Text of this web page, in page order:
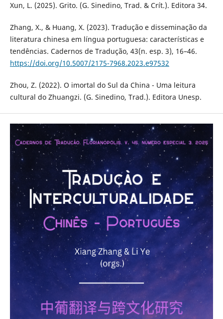
Xun, L. (2025). Grito. (G. Sinedino, Trad. & Crít.). Editora 34.
Zhang, X., & Huang, X. (2023). Tradução e disseminação da
literatura chinesa em língua portuguesa: características e
tendências. Cadernos de Tradução, 43(n. esp. 3), 16–46.
https://doi.org/10.5007/2175-7968.2023.e97532
Zhou, Z. (2022). O imortal do Sul da China - Uma leitura
cultural do Zhuangzi. (G. Sinedino, Trad.). Editora Unesp.